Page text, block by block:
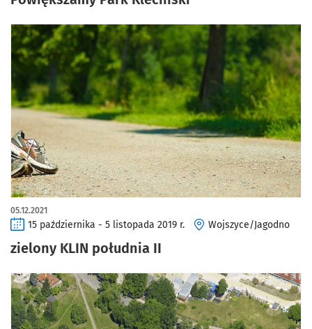
zielony KLIN południa II
05.12.2021
15 października - 5 listopada 2019 r. Wojszyce/Jagodno